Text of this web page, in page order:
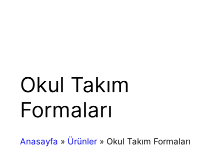
Okul Takım
Formaları
Anasayfa » Ürünler » Okul Takım Formaları